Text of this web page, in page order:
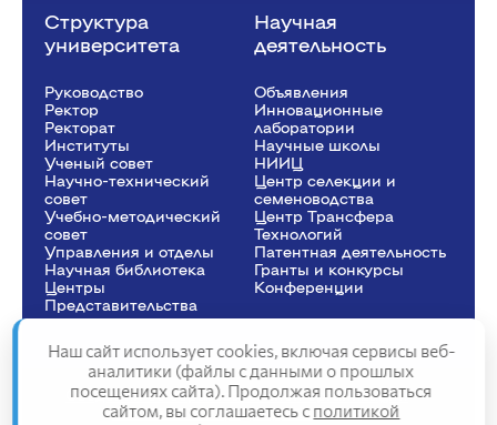
Структура
университета
Руководство
Ректор
Рeкторат
Институты
Ученый совет
Научно-технический
совет
Учебно-методический
совет
Управления и отделы
Научная библиотека
Центры
Представительства
Научная
деятельность
Объявления
Инновационные
лаборатории
Научные школы
НИИЦ
Центр селекции и
семеноводства
Центр Трансфера
Технологий
Патентная деятельность
Гранты и конкурсы
Конференции
Сведения об образовательной организации
Политика конфиденциальности
Наш сайт использует cookies, включая сервисы веб-
аналитики (файлы с данными о прошлых
посещениях сайта). Продолжая пользоваться
сайтом, вы соглашаетесь с политикой